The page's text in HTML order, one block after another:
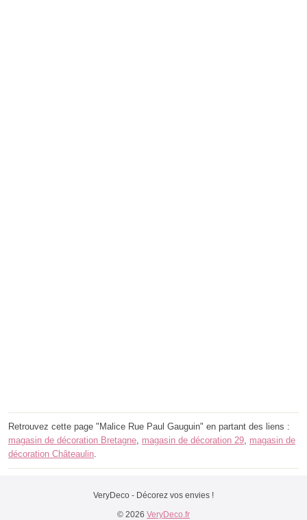
Retrouvez cette page "Malice Rue Paul Gauguin" en partant des liens :
magasin de décoration Bretagne magasin de décoration 29 magasin de
décoration Châteaulin
VeryDeco - Décorez vos envies !
© 2026 VeryDeco.fr